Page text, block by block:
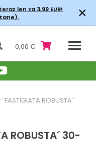
len za 3,99 EUR!
×
0,00 €
ROBUSTA´
ROBUSTA´ 30-